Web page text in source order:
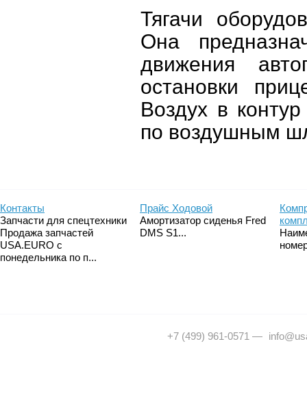
Тягачи
Она
движения
остановки
Воздух в
по воздушным
Контакты
Запчасти для спецтехники
Продажа запчастей
USA.EURO с
понедельника по п...
Прайс Ходовой
Амортизатор сиденья Fred
DMS S1...
+7 (499) 961-0571 —